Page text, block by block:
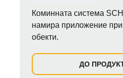
Коминната система
намира приложение при
обекти.
ДО